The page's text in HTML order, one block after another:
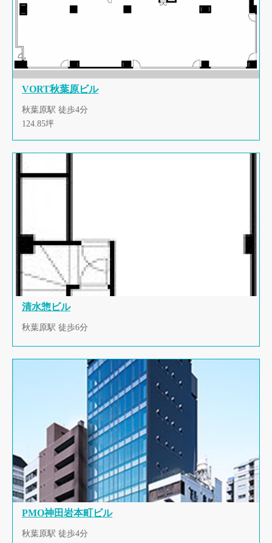
VORT秋葉原ビル
秋葉原駅 徒歩4分
124.85坪
清水惣ビル
秋葉原駅 徒歩6分
PMO神田岩本町ビル
秋葉原駅 徒歩4分